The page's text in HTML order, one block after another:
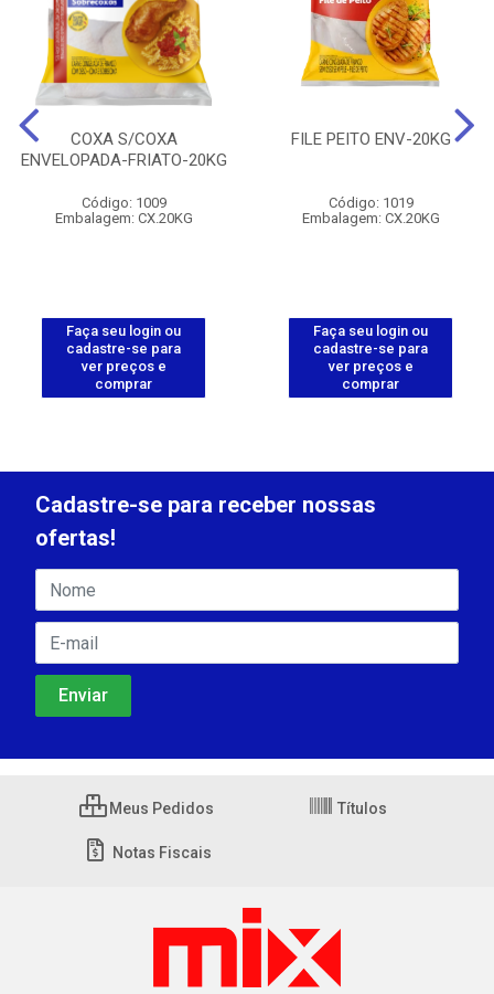
COXA S/COXA
ENVELOPADA-FRIATO-20KG
Código: 1009
Embalagem: CX.20KG
Faça seu login ou
cadastre-se para
ver preços e
comprar
FILE PEITO ENV-20KG
Código: 1019
Embalagem: CX.20KG
Faça seu login ou
cadastre-se para
ver preços e
comprar
Cadastre-se para receber nossas
ofertas!
Meus Pedidos Títulos
Notas Fiscais